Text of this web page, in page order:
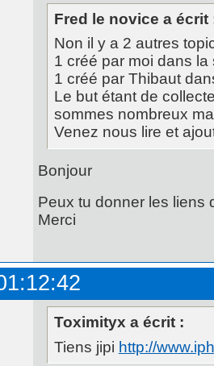
Fred le novice a écrit
Non il y a 2 autres
1 créé par moi dans
1 créé par Thibaut
Le but étant de
sommes nombreux
Venez nous lire et
Bonjour
Peux tu donner les liens
Merci
Toximityx a écrit :
Tiens jipi http://